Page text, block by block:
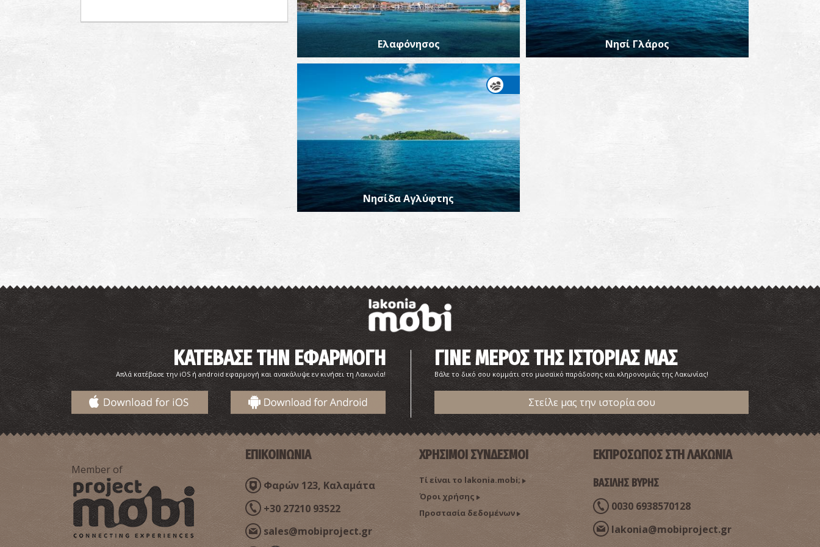
Ελαφόνησος Νησί Γλάρος
Νησίδα Αγλύφτης
ΚΑΤΕΒΑΣΕ ΤΗΝ ΕΦΑΡΜΟΓΗ
Απλά κατέβασε την iOS ή android εφαρμογή και ανακάλυψε εν κινήσει τη Λακωνία!
ΓΙΝΕ ΜΕΡΟΣ ΤΗΣ ΙΣΤΟΡΙΑΣ ΜΑΣ
Βάλε το δικό σου κομμάτι στο μωσαϊκό παράδοσης και κληρονομιάς της Λακωνίας!
Στείλε μας την ιστορία σου
Member of
ΕΠΙΚΟΙΝΩΝΙΑ
Φαρών 123, Καλαμάτα
+30 27210 93522
sales@mobiproject.gr
ΧΡΗΣΙΜΟΙ ΣΥΝΔΕΣΜΟΙ
Τί είναι το lakonia.mobi;
Όροι χρήσης
Προστασία δεδομένων
ΕΚΠΡΟΣΩΠΟΣ ΣΤΗ ΛΑΚΩΝΙΑ
ΒΑΣΙΛΗΣ ΒΥΡΗΣ
0030 6938570128
lakonia@mobiproject.gr